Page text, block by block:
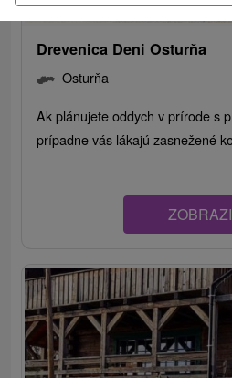
Drevenica Deni Osturňa
Osturňa
Ak plánujete oddych v prírode s
prípadne vás lákajú zasnežené